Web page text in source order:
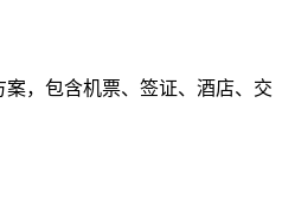
，包含机票、签证、酒店、交